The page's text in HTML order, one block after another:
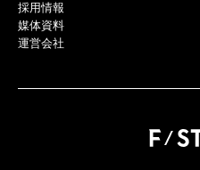
採用情報
媒体資料
運営会社